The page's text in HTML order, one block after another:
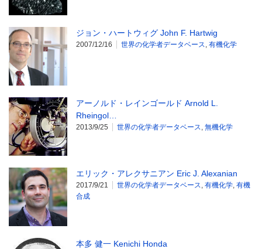
ジョン・ハートウィグ John F. Hartwig
2007/12/16 世界の化学者データベース, 有機化学
アーノルド・レインゴールド Arnold L.
Rheingol…
2013/9/25 世界の化学者データベース, 無機化学
エリック・アレクサニアン Eric J. Alexanian
2017/9/21 世界の化学者データベース, 有機化学, 有機
合成
本多 健一 Kenichi Honda